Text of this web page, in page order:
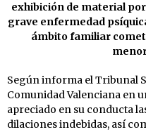
exhibición de material
grave enfermedad
ámbito familiar
Según informa el Tribunal
Comunidad Valenciana en
apreciado en su conducta
dilaciones indebidas, así